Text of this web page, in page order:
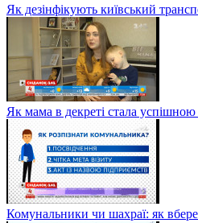
Як дезінфікують київський
Як мама в декреті стала
Комунальники чи шахраї: як